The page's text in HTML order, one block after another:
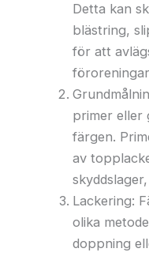
Detta kan
blästring,
för att
primer eller
färgen.
av
Lackering:
olika
doppning